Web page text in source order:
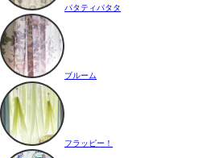
パタティパタタ
ブルーム
フラッピー！